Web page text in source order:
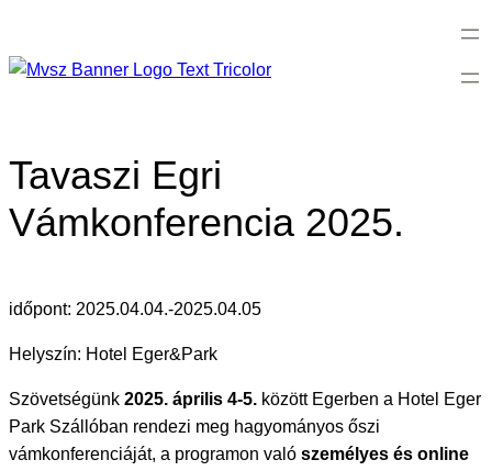
tartalomhoz
Tavaszi Egri
Vámkonferencia 2025.
időpont: 2025.04.04.-2025.04.05
Helyszín: Hotel Eger&Park
Szövetségünk 2025. április 4-5. között Egerben a Hotel Eger
Park Szállóban rendezi meg hagyományos őszi
vámkonferenciáját, a programon való személyes és online